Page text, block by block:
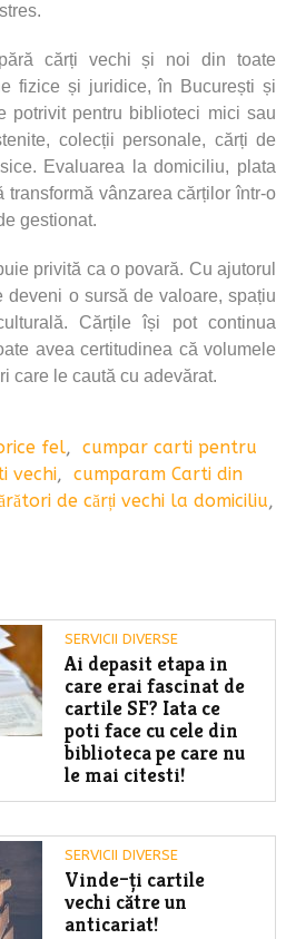
cărți vechi și noi din toate
fizice și juridice, în București și
potrivit pentru biblioteci mici sau
colecții personale, cărți de
Evaluarea la domiciliu, plata
transformă vânzarea cărților într-o
gestionat.
privită ca o povară. Cu ajutorul
deveni o sursă de valoare, spațiu
Cărțile își pot continua
avea certitudinea că volumele
care le caută cu adevărat.
fel, cumpar carti pentru
vechi, cumparam Carti din
de cărți vechi la domiciliu,
SERVICII DIVERSE
Ai depasit etapa in
care erai fascinat de
cartile SF? Iata ce
poti face cu cele din
biblioteca pe care nu
le mai citesti!
SERVICII DIVERSE
Vinde–ți cartile
vechi către un
anticariat!